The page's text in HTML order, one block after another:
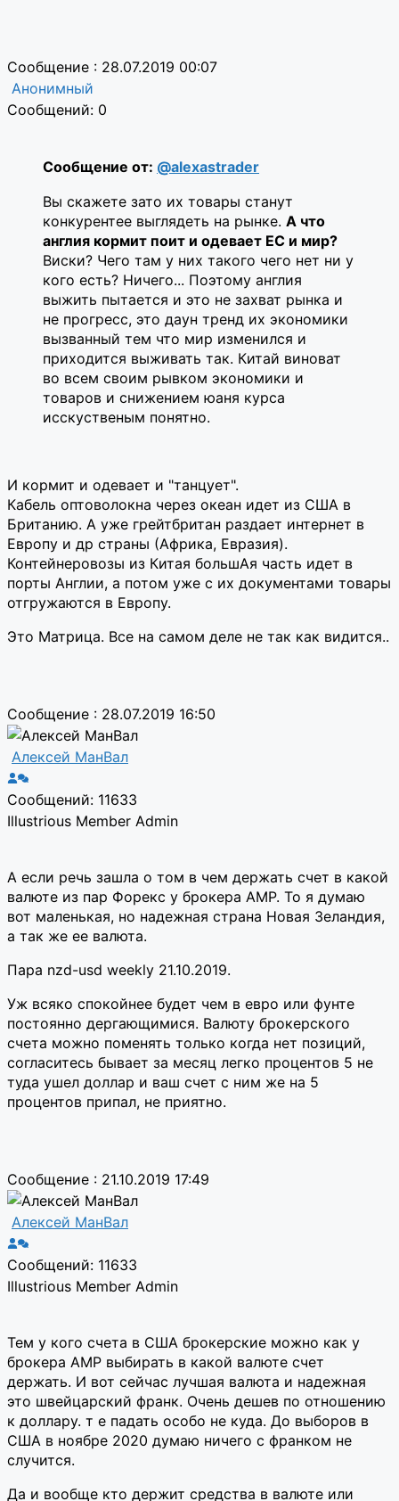
Сообщение : 28.07.2019 00:07
Анонимный
Сообщений: 0
Сообщение от: @alexastrader
Вы скажете зато их товары станут
конкурентее выглядеть на рынке. А что
англия кормит поит и одевает ЕС и мир?
Виски? Чего там у них такого чего нет ни у
кого есть? Ничего... Поэтому англия
выжить пытается и это не захват рынка и
не прогресс, это даун тренд их экономики
вызванный тем что мир изменился и
приходится выживать так. Китай виноват
во всем своим рывком экономики и
товаров и снижением юаня курса
исскуственым понятно.
И кормит и одевает и "танцует".
Кабель оптоволокна через океан идет из США в
Британию. А уже грейтбритан раздает интернет в
Европу и др страны (Африка, Евразия).
Контейнеровозы из Китая большАя часть идет в
порты Англии, а потом уже с их документами товары
отгружаются в Европу.
Это Матрица. Все на самом деле не так как видится..
Сообщение : 28.07.2019 16:50
Алексей МанВал
Сообщений: 11633
Illustrious Member Admin
А если речь зашла о том в чем держать счет в какой
валюте из пар Форекс у брокера AMP. То я думаю
вот маленькая, но надежная страна Новая Зеландия,
а так же ее валюта.
Пара nzd-usd weekly 21.10.2019.
Уж всяко спокойнее будет чем в евро или фунте
постоянно дергающимися. Валюту брокерского
счета можно поменять только когда нет позиций,
согласитесь бывает за месяц легко процентов 5 не
туда ушел доллар и ваш счет с ним же на 5
процентов припал, не приятно.
Сообщение : 21.10.2019 17:49
Алексей МанВал
Сообщений: 11633
Illustrious Member Admin
Тем у кого счета в США брокерские можно как у
брокера AMP выбирать в какой валюте счет
держать. И вот сейчас лучшая валюта и надежная
это швейцарский франк. Очень дешев по отношению
к доллару. т е падать особо не куда. До выборов в
США в ноябре 2020 думаю ничего с франком не
случится.
Да и вообще кто держит средства в валюте или